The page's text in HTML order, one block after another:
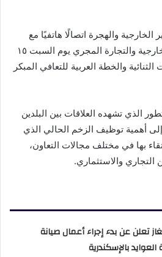
والهجرة اتصالًا هاتفيًا مع
السيد “بيتر سيارتو” وزير الخارجية والتجارة المجري يوم السبت ١٥
والخطة العربية للتعافي المبكر
الذي تشهده العلاقات بين البلدين
أهمية توظيف الزخم الحالي الذي
بها في مختلف مجالات التعاون،
التجاري والاستثماري.
تعلن عن بدء إجراء أعمال صيانة
بالإسكندرية